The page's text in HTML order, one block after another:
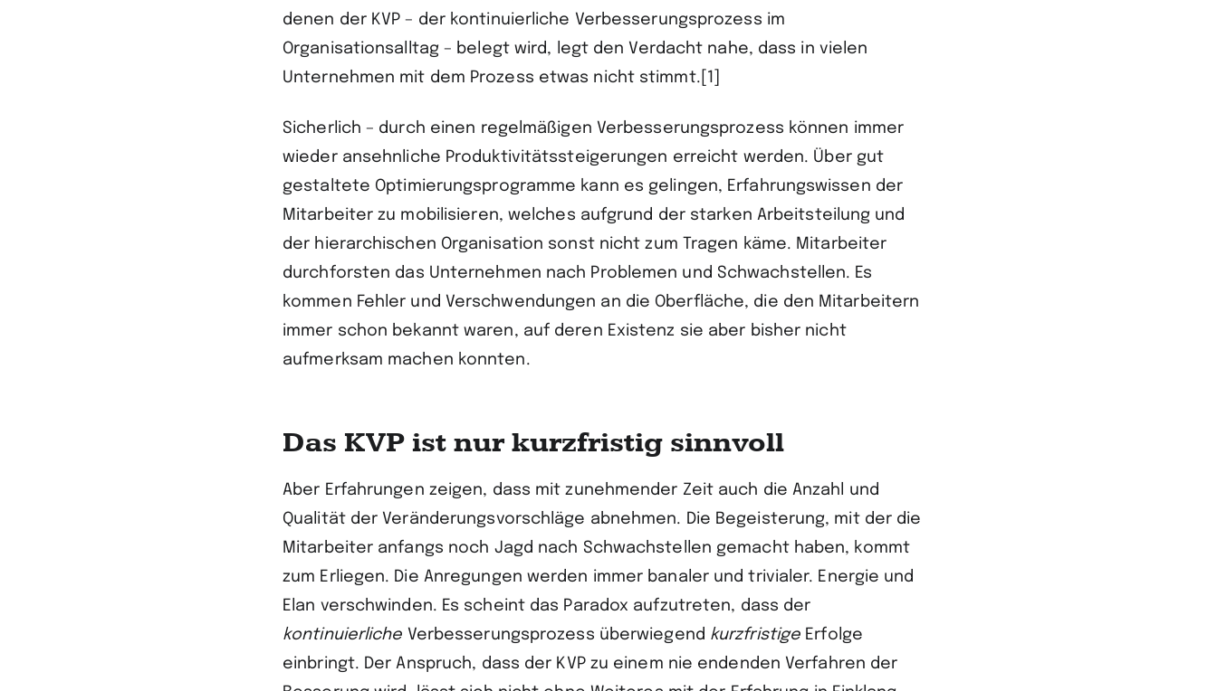
denen der KVP – der kontinuierliche Verbesserungsprozess im
Organisationsalltag – belegt wird, legt den Verdacht nahe, dass in vielen
Unternehmen mit dem Prozess etwas nicht stimmt.[1]
Sicherlich – durch einen regelmäßigen Verbesserungsprozess können immer
wieder ansehnliche Produktivitätssteigerungen erreicht werden. Über gut
gestaltete Optimierungsprogramme kann es gelingen, Erfahrungswissen der
Mitarbeiter zu mobilisieren, welches aufgrund der starken Arbeitsteilung und
der hierarchischen Organisation sonst nicht zum Tragen käme. Mitarbeiter
durchforsten das Unternehmen nach Problemen und Schwachstellen. Es
kommen Fehler und Verschwendungen an die Oberfläche, die den Mitarbeitern
immer schon bekannt waren, auf deren Existenz sie aber bisher nicht
aufmerksam machen konnten.
Das KVP ist nur kurzfristig sinnvoll
Aber Erfahrungen zeigen, dass mit zunehmender Zeit auch die Anzahl und
Qualität der Veränderungsvorschläge abnehmen. Die Begeisterung, mit der die
Mitarbeiter anfangs noch Jagd nach Schwachstellen gemacht haben, kommt
zum Erliegen. Die Anregungen werden immer banaler und trivialer. Energie und
Elan verschwinden. Es scheint das Paradox aufzutreten, dass der
kontinuierliche Verbesserungsprozess überwiegend kurzfristige Erfolge
einbringt. Der Anspruch, dass der KVP zu einem nie endenden Verfahren der